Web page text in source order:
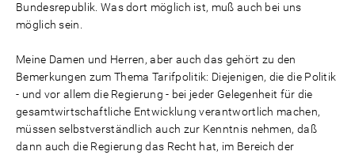
Bundesrepublik. Was dort möglich ist, muß auch bei uns
möglich sein.
Meine Damen und Herren, aber auch das gehört zu den
Bemerkungen zum Thema Tarifpolitik: Diejenigen, die die Politik
- und vor allem die Regierung - bei jeder Gelegenheit für die
gesamtwirtschaftliche Entwicklung verantwortlich machen,
müssen selbstverständlich auch zur Kenntnis nehmen, daß
dann auch die Regierung das Recht hat, im Bereich der